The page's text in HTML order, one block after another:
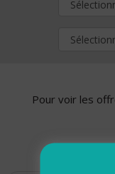
Pour voir les